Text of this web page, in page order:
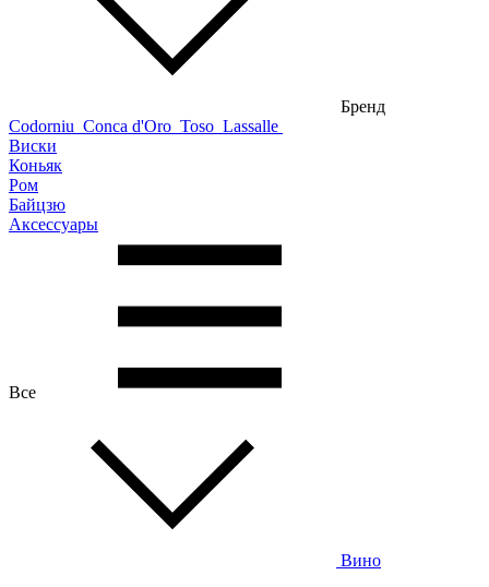
Бренд
Codorniu Conca d'Oro Toso Lassalle
Виски
Коньяк
Ром
Байцзю
Аксессуары
Все
Вино